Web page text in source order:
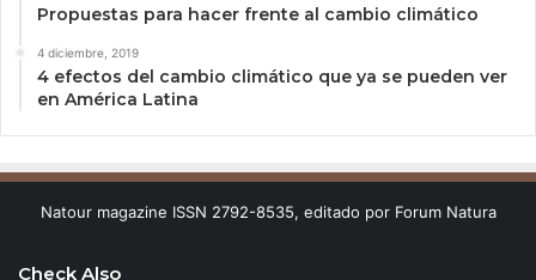
Propuestas para hacer frente al cambio climático
4 diciembre, 2019
4 efectos del cambio climático que ya se pueden ver
en América Latina
Natour magazine ISSN 2792-8535, editado por Forum Natura
Check Also